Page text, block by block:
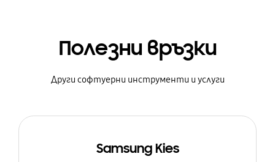
Полезни връзки
Други софтуерни инструменти и услуги
Samsung Kies